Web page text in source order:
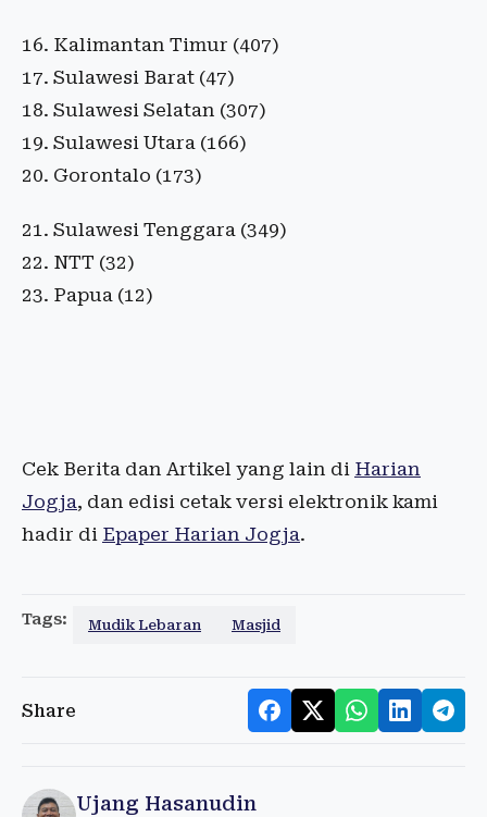
16. Kalimantan Timur (407)
17. Sulawesi Barat (47)
18. Sulawesi Selatan (307)
19. Sulawesi Utara (166)
20. Gorontalo (173)
21. Sulawesi Tenggara (349)
22. NTT (32)
23. Papua (12)
Cek Berita dan Artikel yang lain di Harian
Jogja, dan edisi cetak versi elektronik kami
hadir di Epaper Harian Jogja.
Tags: Mudik Lebaran Masjid
Share
Ujang Hasanudin